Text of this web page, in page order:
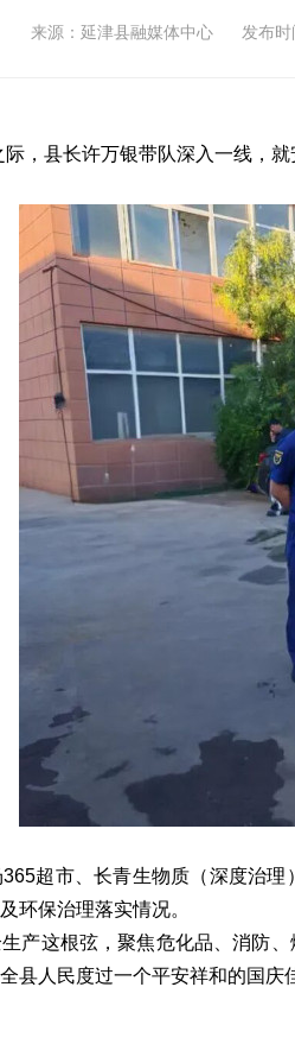
来源：延津县融媒体中心 发布
际，县长许万银带队深入一线，
超市、长青生物质（深度治
环保治理落实情况。
产这根弦，聚焦危化品、消防
县人民度过一个平安祥和的国庆